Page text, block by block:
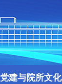
党建与院所文化